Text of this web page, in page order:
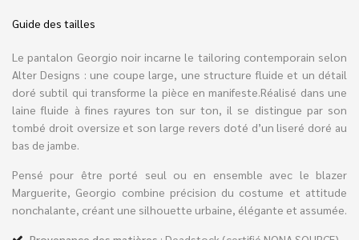
Guide des tailles
Le pantalon Georgio noir incarne le tailoring contemporain selon
Alter Designs : une coupe large, une structure fluide et un détail
doré subtil qui transforme la pièce en manifeste.Réalisé dans une
laine fluide à fines rayures ton sur ton, il se distingue par son
tombé droit oversize et son large revers doté d’un liseré doré au
bas de jambe.
Pensé pour être porté seul ou en ensemble avec le blazer
Marguerite, Georgio combine précision du costume et attitude
nonchalante, créant une silhouette urbaine, élégante et assumée.